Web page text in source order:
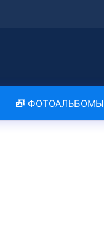
ФОТОАЛЬБОМЫ